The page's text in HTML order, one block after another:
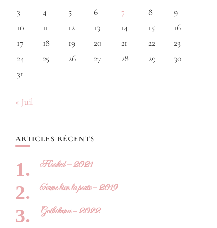
3
4 5 6 7 8
9
10
11 12 13 14 15
16
17
18 19 20 21 22
23
24
25 26 27 28 29
30
31
« Juil
ARTICLES RÉCENTS
Hooked – 2021
Ferme bien la porte – 2019
Gothikana – 2022